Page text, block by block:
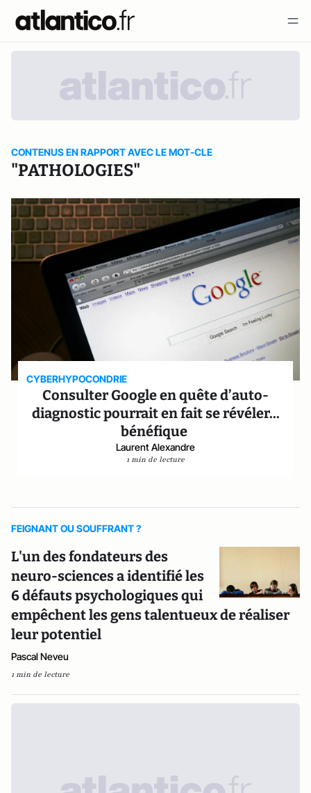
CONTENUS EN RAPPORT AVEC LE MOT-CLE
"PATHOLOGIES"
CYBERHYPOCONDRIE
Consulter Google en quête d’auto-
diagnostic pourrait en fait se révéler...
bénéfique
Laurent Alexandre
1 min de lecture
FEIGNANT OU SOUFFRANT ?
L'un des fondateurs des
neuro-sciences a identifié les
6 défauts psychologiques qui
empêchent les gens talentueux de réaliser
leur potentiel
Pascal Neveu
1 min de lecture